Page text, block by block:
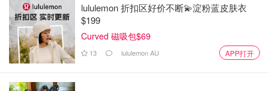
lululemon 折扣区好价不断💫淀粉蓝皮肤衣
$199
Curved 磁吸包$69
13 lululemon AU APP打开